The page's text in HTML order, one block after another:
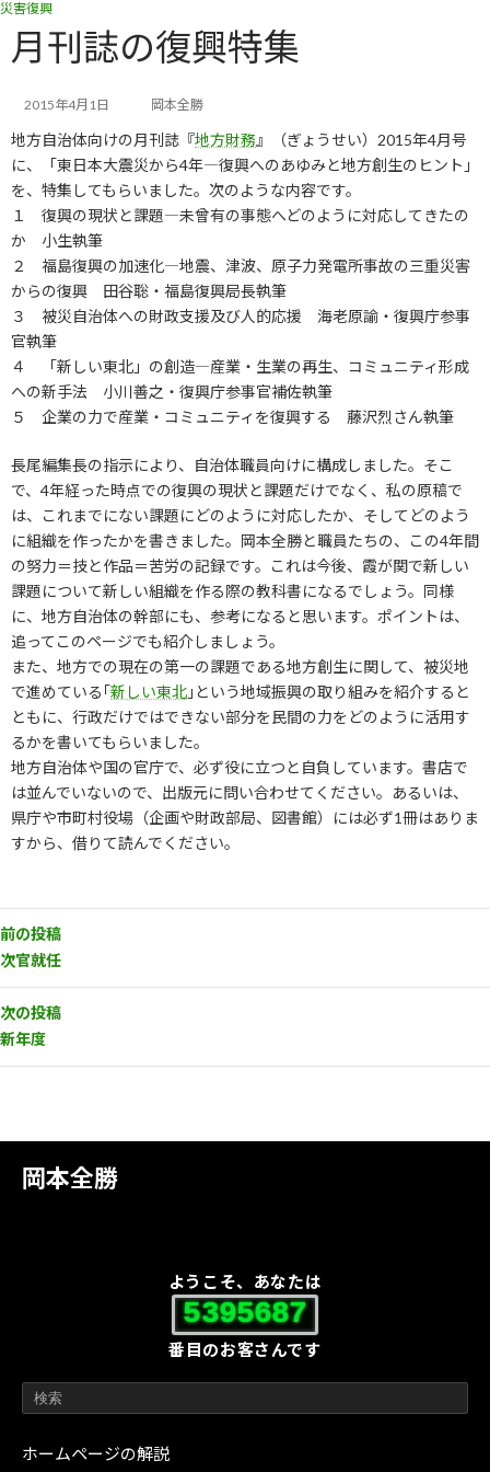
コ
テ
ス
キ
ッ
ナ
ゲ
ン
に
移
岡本全勝
ようこそ、あなたは
5395687
番目のお客さんです
ホームページの解説
災害復興
月刊誌の復興特集
2015年4月1日 岡本全勝
地方自治体向けの月刊誌『地方財務 』（ぎょうせい）2015年4月号
に、「東日本大震災から4年―復興へのあゆみと地方創生のヒント」
を、特集してもらいました。次のような内容です。
１ 復興の現状と課題―未曾有の事態へどのように対応してきたの
か 小生執筆
２ 福島復興の加速化―地震、津波、原子力発電所事故の三重災害
からの復興 田谷聡・福島復興局長執筆
３ 被災自治体への財政支援及び人的応援 海老原諭・復興庁参事
官執筆
４ 「新しい東北」の創造―産業・生業の再生、コミュニティ形成
への新手法 小川善之・復興庁参事官補佐執筆
５ 企業の力で産業・コミュニティを復興する 藤沢烈さん執筆
長尾編集長の指示により、自治体職員向けに構成しました。そこ
で、4年経った時点での復興の現状と課題だけでなく、私の原稿で
は、これまでにない課題にどのように対応したか、そしてどのよう
に組織を作ったかを書きました。岡本全勝と職員たちの、この4年間
の努力＝技と作品＝苦労の記録です。これは今後、霞が関で新しい
課題について新しい組織を作る際の教科書になるでしょう。同様
に、地方自治体の幹部にも、参考になると思います。ポイントは、
追ってこのページでも紹介しましょう。
また、地方での現在の第一の課題である地方創生に関して、被災地
で進めている｢新しい東北 ｣という地域振興の取り組みを紹介すると
ともに、行政だけではできない部分を民間の力をどのように活用す
るかを書いてもらいました。
地方自治体や国の官庁で、必ず役に立つと自負しています。書店で
は並んでいないので、出版元に問い合わせてください。あるいは、
県庁や市町村役場（企画や財政部局、図書館）には必ず1冊はありま
すから、借りて読んでください。
前の投稿
次官就任
次の投稿
新年度